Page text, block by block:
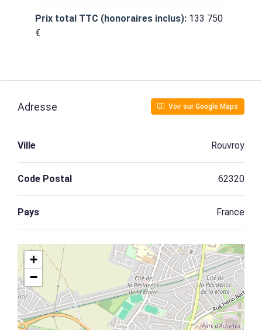
Prix total TTC (honoraires inclus): 133 750
€
Adresse Voir sur Google Maps
Ville Rouvroy
Code Postal 62320
Pays France
+
−